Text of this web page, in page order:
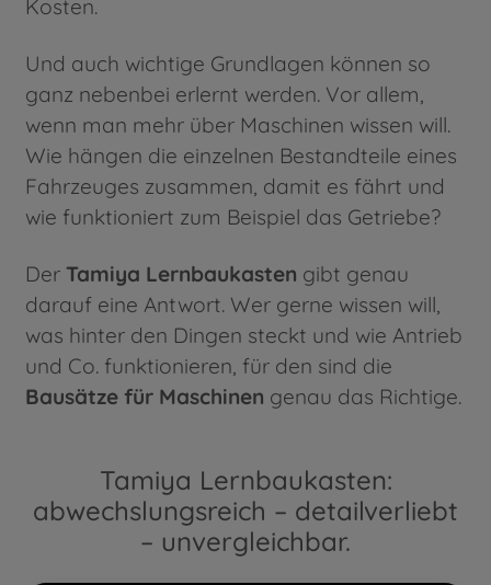
Kosten.
Und auch wichtige Grundlagen können so
ganz nebenbei erlernt werden. Vor allem,
wenn man mehr über Maschinen wissen will.
Wie hängen die einzelnen Bestandteile eines
Fahrzeuges zusammen, damit es fährt und
wie funktioniert zum Beispiel das Getriebe?
Der Tamiya Lernbaukasten gibt genau
darauf eine Antwort. Wer gerne wissen will,
was hinter den Dingen steckt und wie Antrieb
und Co. funktionieren, für den sind die
Bausätze für Maschinen genau das Richtige.
Tamiya Lernbaukasten:
abwechslungsreich – detailverliebt
– unvergleichbar.